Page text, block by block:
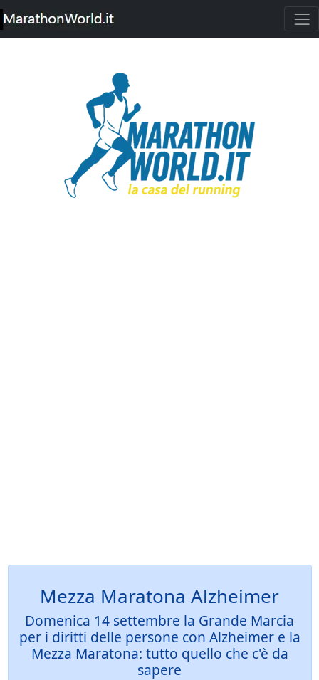
Mezza Maratona Alzheimer
Domenica 14 settembre la Grande Marcia
per i diritti delle persone con Alzheimer e la
Mezza Maratona: tutto quello che c'è da
sapere